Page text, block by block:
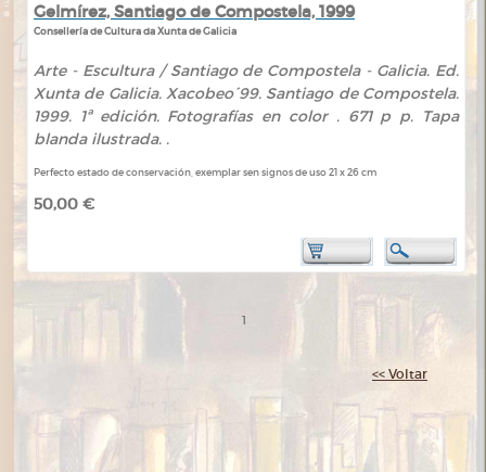
Gelmírez, Santiago de Compostela, 1999
Consellería de Cultura da Xunta de Galicia
Arte - Escultura / Santiago de Compostela - Galicia. Ed.
Xunta de Galicia. Xacobeo´99. Santiago de Compostela.
1999. 1ª edición. Fotografías en color . 671 p p. Tapa
blanda ilustrada. .
Perfecto estado de conservación, exemplar sen signos de uso 21 x 26 cm
50,00 €
1
<< Voltar